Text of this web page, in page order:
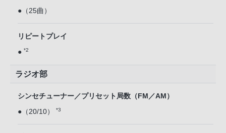
●（25曲）
リピートプレイ
● *2
ラジオ部
シンセチューナー／プリセット局数（FM／AM）
●（20/10） *3